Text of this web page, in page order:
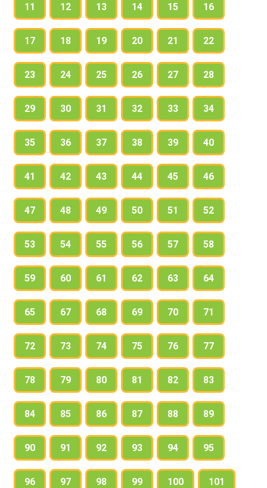
11 12 13 14 15 16
17 18 19 20 21 22
23 24 25 26 27 28
29 30 31 32 33 34
35 36 37 38 39 40
41 42 43 44 45 46
47 48 49 50 51 52
53 54 55 56 57 58
59 60 61 62 63 64
65 67 68 69 70 71
72 73 74 75 76 77
78 79 80 81 82 83
84 85 86 87 88 89
90 91 92 93 94 95
96 97 98 99 100 101